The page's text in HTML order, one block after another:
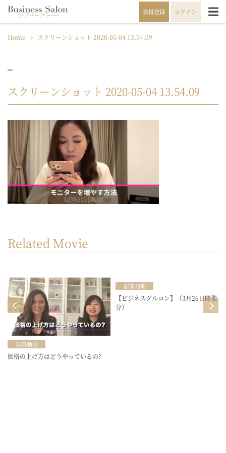
会員登録 ログイン
Home > スクリーンショット 2020-05-04 13.54.09
スクリーンショット 2020-05-04 13.54.09
Related Movie
無料動画
価格の上げ方はどうやっているの?
起業初期
【ビジネスグルコン】（3月26日開催
分）